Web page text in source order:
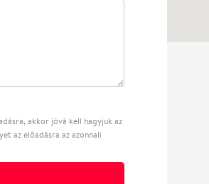
akkor jóvá kell hagyjuk az
az előadásra az azonnali